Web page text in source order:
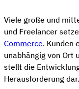
Viele große und
und Freelancer
Commerce. Kunden
unabhängig von Ort
stellt die
Herausforderung dar.